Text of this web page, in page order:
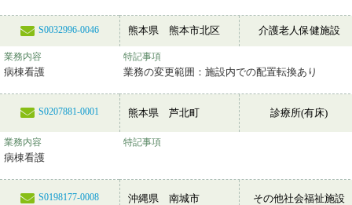
S0032996-0046 熊本県 熊本市北区 介護老人保健施設
業務内容
病棟看護
特記事項
業務の変更範囲：施設内での配置転換あり
S0207881-0001 熊本県 芦北町 診療所(有床)
業務内容
病棟看護
特記事項
S0198177-0008 沖縄県 南城市 その他社会福祉施設